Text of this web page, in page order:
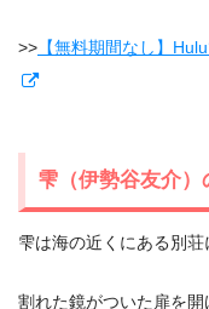
>> 【無料期間なし】
雫（伊勢谷友介）
雫は海の近くにある別荘
割れた鏡がついた扉を